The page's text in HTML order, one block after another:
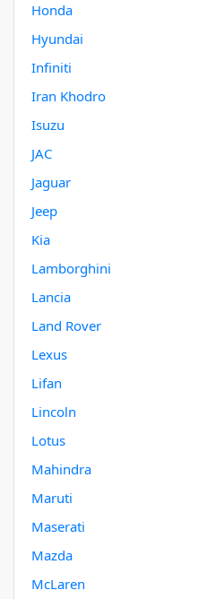
Honda
Hyundai
Infiniti
Iran Khodro
Isuzu
JAC
Jaguar
Jeep
Kia
Lamborghini
Lancia
Land Rover
Lexus
Lifan
Lincoln
Lotus
Mahindra
Maruti
Maserati
Mazda
McLaren